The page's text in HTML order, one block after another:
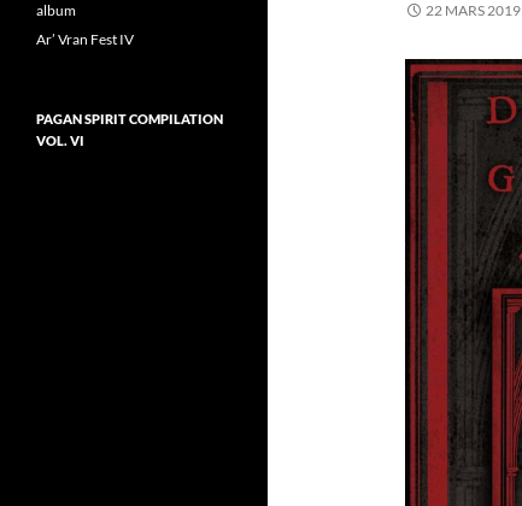
22 MARS 2019
album
Ar’ Vran Fest IV
PAGAN SPIRIT COMPILATION
VOL. VI